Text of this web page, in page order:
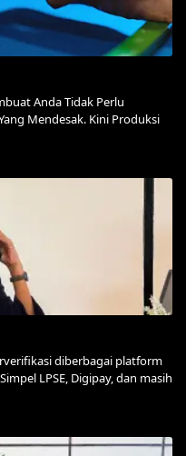
Anda Tidak Perlu
Mendesak. Kini Produksi
diberbagai platform
LPSE, Digipay, dan masih